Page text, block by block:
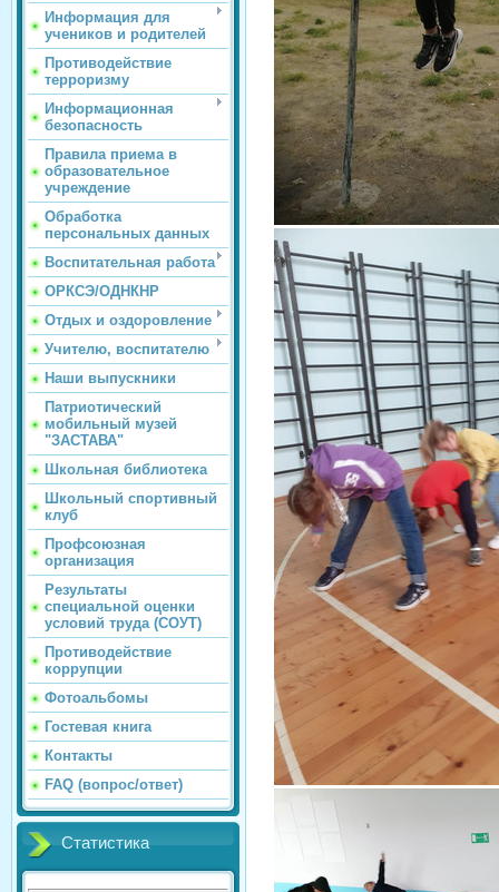
Информация для
учеников и родителей
Противодействие
терроризму
Информационная
безопасность
Правила приема в
образовательное
учреждение
Обработка
персональных данных
Воспитательная работа
ОРКСЭ/ОДНКНР
Отдых и оздоровление
Учителю, воспитателю
Наши выпускники
Патриотический
мобильный музей
"ЗАСТАВА"
Школьная библиотека
Школьный спортивный
клуб
Профсоюзная
организация
Результаты
специальной оценки
условий труда (СОУТ)
Противодействие
коррупции
Фотоальбомы
Гостевая книга
Контакты
FAQ (вопрос/ответ)
Статистика